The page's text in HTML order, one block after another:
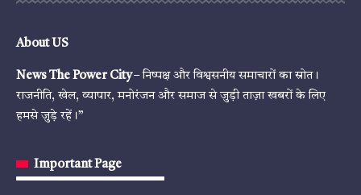
About US
News The Power City– निष्पक्ष और विश्वसनीय समाचारों का स्रोत।
राजनीति, खेल, व्यापार, मनोरंजन और समाज से जुड़ी ताज़ा खबरों के लिए
हमसे जुड़े रहें।”
Important Page